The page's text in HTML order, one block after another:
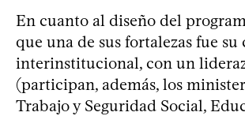
En cuanto al diseño del
que una de sus fortalezas fue su
interinstitucional, con un
(participan, además, los
Trabajo y Seguridad Social,